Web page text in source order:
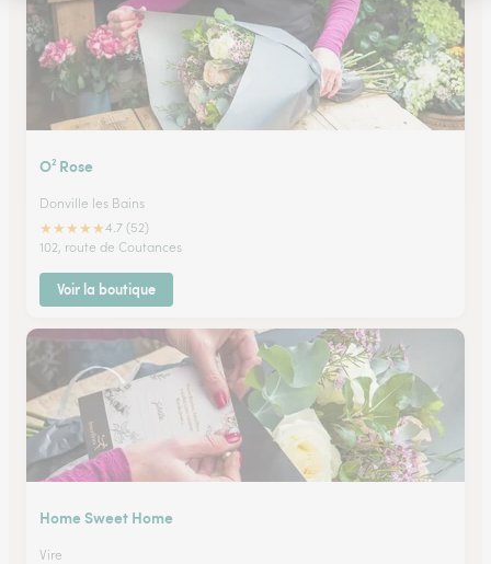
O² Rose
Donville les Bains
★★★★★4.7 (52)
102, route de Coutances
Voir la boutique
Home Sweet Home
Vire